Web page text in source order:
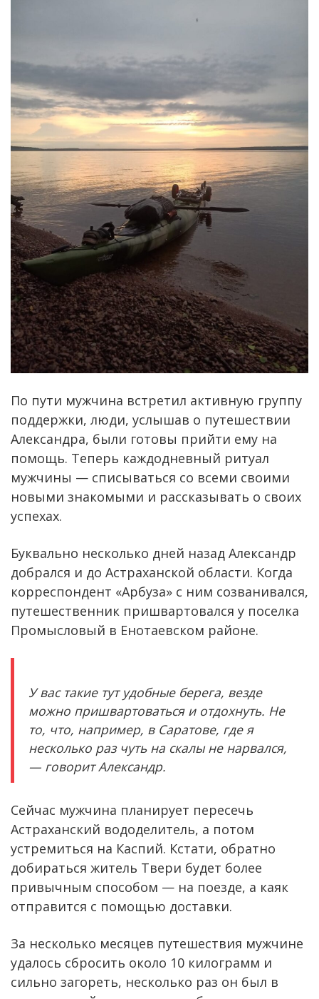
По пути мужчина встретил активную группу
поддержки, люди, услышав о путешествии
Александра, были готовы прийти ему на
помощь. Теперь каждодневный ритуал
мужчины — списываться со всеми своими
новыми знакомыми и рассказывать о своих
успехах.
Буквально несколько дней назад Александр
добрался и до Астраханской области. Когда
корреспондент «Арбуза» с ним созванивался,
путешественник пришвартовался у поселка
Промысловый в Енотаевском районе.
У вас такие тут удобные берега, везде
можно пришвартоваться и отдохнуть. Не
то, что, например, в Саратове, где я
несколько раз чуть на скалы не нарвался,
— говорит Александр.
Сейчас мужчина планирует пересечь
Астраханский вододелитель, а потом
устремиться на Каспий. Кстати, обратно
добираться житель Твери будет более
привычным способом — на поезде, а каяк
отправится с помощью доставки.
За несколько месяцев путешествия мужчине
удалось сбросить около 10 килограмм и
сильно загореть, несколько раз он был в